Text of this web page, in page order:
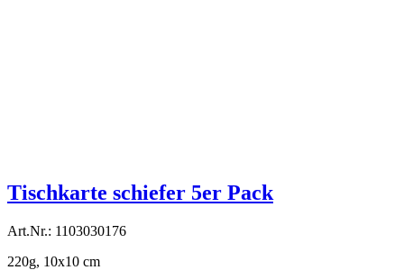
Tischkarte schiefer 5er Pack
Art.Nr.: 1103030176
220g, 10x10 cm